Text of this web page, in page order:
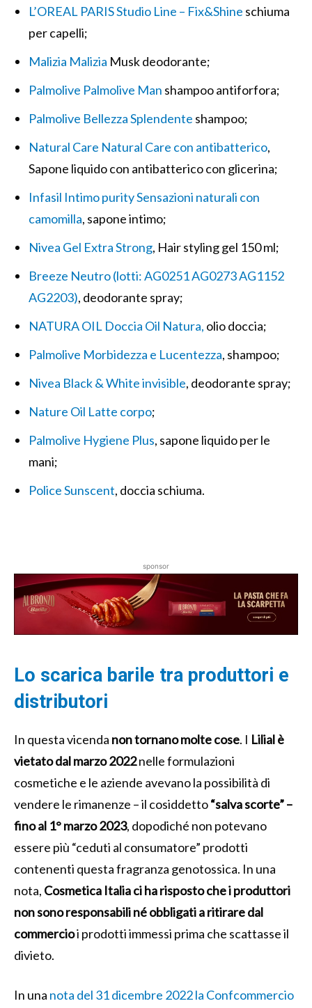
L’OREAL PARIS Studio Line – Fix&Shine schiuma
per capelli;
Malizia Malizia Musk deodorante;
Palmolive Palmolive Man shampoo antiforfora;
Palmolive Bellezza Splendente shampoo;
Natural Care Natural Care con antibatterico,
Sapone liquido con antibatterico con glicerina;
Infasil Intimo purity Sensazioni naturali con
camomilla, sapone intimo;
Nivea Gel Extra Strong, Hair styling gel 150 ml;
Breeze Neutro (lotti: AG0251 AG0273 AG1152
AG2203), deodorante spray;
NATURA OIL Doccia Oil Natura, olio doccia;
Palmolive Morbidezza e Lucentezza, shampoo;
Nivea Black & White invisible, deodorante spray;
Nature Oil Latte corpo;
Palmolive Hygiene Plus, sapone liquido per le
mani;
Police Sunscent, doccia schiuma.
sponsor
Lo scarica barile tra produttori e
distributori
In questa vicenda non tornano molte cose. I Lilial è
vietato dal marzo 2022nelle formulazioni
cosmetiche e le aziende avevano la possibilità di
vendere le rimanenze – il cosiddetto“salva scorte” –
fino al 1° marzo 2023, dopodiché non potevano
essere più “ceduti al consumatore” prodotti
contenenti questa fragranza genotossica. In una
nota, Cosmetica Italia ci ha risposto che i produttori
non sono responsabili né obbligati a ritirare dal
commercioi prodotti immessi prima che scattasse il
divieto.
In una nota del 31 dicembre 2022 la Confcommercio